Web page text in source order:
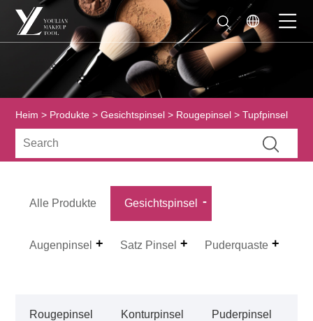
Heim > Produkte >Gesichtspinsel > Rougepinsel > Tupfpinsel
Alle Produkte Gesichtspinsel
Augenpinsel Satz Pinsel Puderquaste
Rougepinsel Konturpinsel Puderpinsel